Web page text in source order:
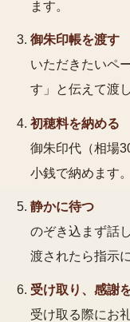
ます。
御朱印帳を渡す
いただきたいペ
す」と伝えて渡
初穂料を納める
御朱印代（相場
小銭で納めます。
静かに待つ
のぞき込まず話
渡されたら指示
受け取り、感謝
受け取る際にお